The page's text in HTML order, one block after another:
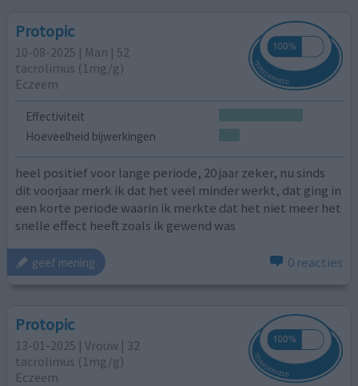
Protopic
10-08-2025 | Man | 52
tacrolimus (1mg/g)
Eczeem
Effectiviteit
Hoeveelheid bijwerkingen
heel positief voor lange periode, 20 jaar zeker, nu sinds
dit voorjaar merk ik dat het veel minder werkt, dat ging in
een korte periode waarin ik merkte dat het niet meer het
snelle effect heeft zoals ik gewend was
geef mening 0 reacties
Protopic
13-01-2025 | Vrouw | 32
tacrolimus (1mg/g)
Eczeem